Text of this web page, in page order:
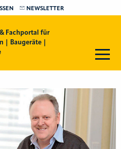
NEWSLETTER
Fachportal für
| Baugeräte |